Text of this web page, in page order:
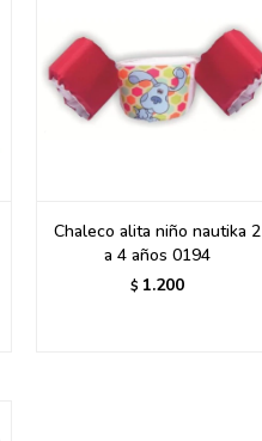
Chaleco alita niño nautika 2
a 4 años 0194
$ 1.200